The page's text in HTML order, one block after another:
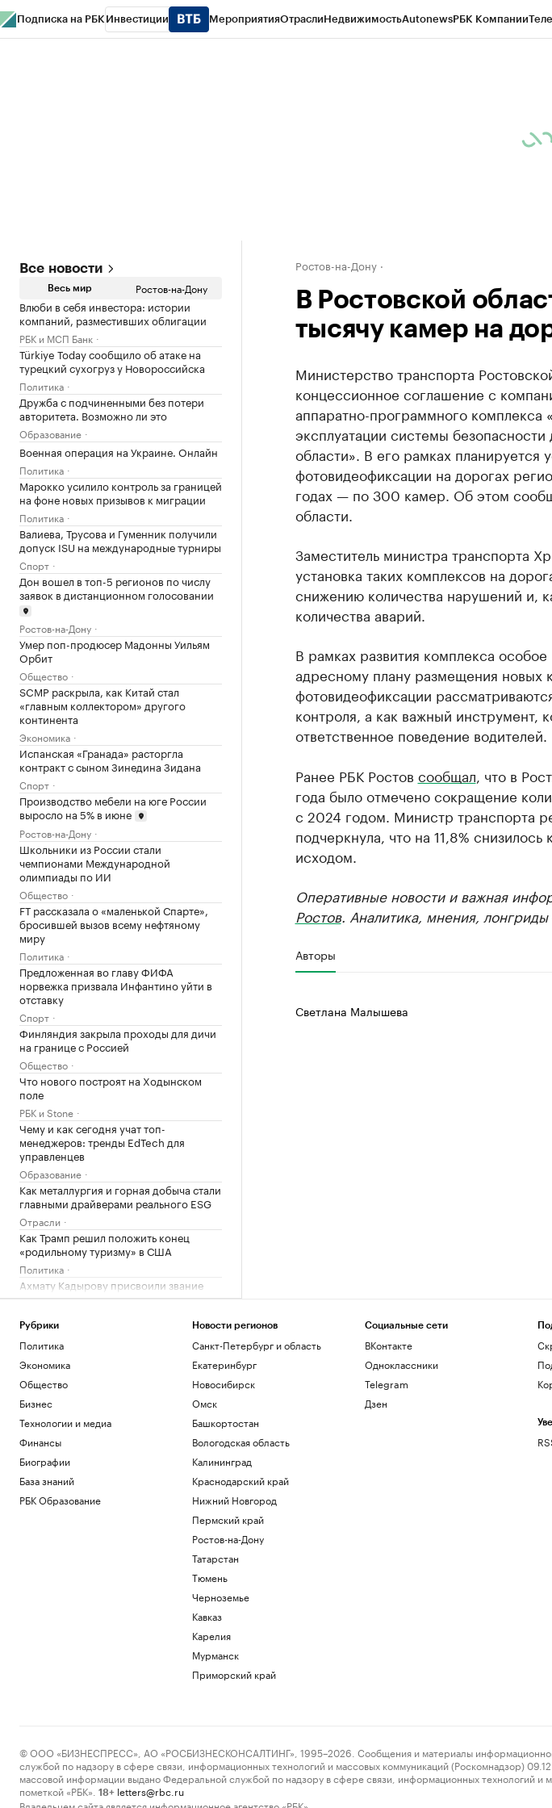
Подписка на РБК Инвестиции МероприятияОтраслиНедвижимостьAutonewsРБК Компании
Все новости
Весь мир Ростов-на-Дону
Влюби в себя инвестора: истории
компаний, разместивших облигации
РБК и МСП Банк
Türkiye Today сообщило об атаке на
турецкий сухогруз у Новороссийска
Политика
Дружба с подчиненными без потери
авторитета. Возможно ли это
Образование
Военная операция на Украине. Онлайн
Политика
Марокко усилило контроль за границей
на фоне новых призывов к миграции
Политика
Валиева, Трусова и Гуменник получили
допуск ISU на международные турниры
Спорт
Дон вошел в топ-5 регионов по числу
заявок в дистанционном голосовании
Ростов-на-Дону
Умер поп-продюсер Мадонны Уильям
Орбит
Общество
SCMP раскрыла, как Китай стал
«главным коллектором» другого
континента
Экономика
Испанская «Гранада» расторгла
контракт с сыном Зинедина Зидана
Спорт
Производство мебели на юге России
выросло на 5% в июне
Ростов-на-Дону
Школьники из России стали
чемпионами Международной
олимпиады по ИИ
Общество
FT рассказала о «маленькой Спарте»,
бросившей вызов всему нефтяному
миру
Политика
Предложенная во главу ФИФА
норвежка призвала Инфантино уйти в
отставку
Спорт
Финляндия закрыла проходы для дичи
на границе с Россией
Общество
Что нового построят на Ходынском
поле
РБК и Stone
Чему и как сегодня учат топ-
менеджеров: тренды EdTech для
управленцев
Образование
Как металлургия и горная добыча стали
главными драйверами реального ESG
Отрасли
Как Трамп решил положить конец
«родильному туризму» в США
Политика
Ахмату Кадырову присвоили звание
Героя Чеченской Республики
Ростов-на-Дону
В Ростовской
тысячу камер на
Министерство транспорта
концессионное соглашение с
аппаратно-программного комплекса
эксплуатации системы
области». В его рамках планируется
фотовидеофиксации на дорогах
годах — по 300 камер. Об этом
области.
Заместитель министра транспорта
установка таких комплексов на
снижению количества нарушений и,
количества аварий.
В рамках развития комплекса
адресному плану размещения новых
фотовидеофиксации
контроля, а как важный инструмент,
ответственное поведение водителей.
Ранее РБК Ростов сообщал , что в
года было отмечено сокращение
с 2024 годом. Министр транспорта
подчеркнула, что на 11,8%
исходом.
Оперативные новости и важная
Ростов. Аналитика, мнения,
Авторы
Светлана Малышева
Рубрики
Политика
Экономика
Общество
Бизнес
Технологии и медиа
Финансы
Биографии
База знаний
РБК Образование
Новости регионов
Санкт-Петербург и область
Екатеринбург
Новосибирск
Омск
Башкортостан
Вологодская область
Калининград
Краснодарский край
Нижний Новгород
Пермский край
Ростов-на-Дону
Татарстан
Тюмень
Черноземье
Кавказ
Карелия
Мурманск
Приморский край
Социальные сети
ВКонтакте
Одноклассники
Telegram
Дзен
© ООО «БИЗНЕСПРЕСС», АО «РОСБИЗНЕСКОНСАЛТИНГ», 1995–2026. Сообщения и материалы информационного
службой по надзору в сфере связи, информационных технологий и массовых коммуникаций (Роскомнадзор)
массовой информации выдано Федеральной службой по надзору в сфере связи, информационных
пометкой «РБК».
18+ letters@rbc.ru